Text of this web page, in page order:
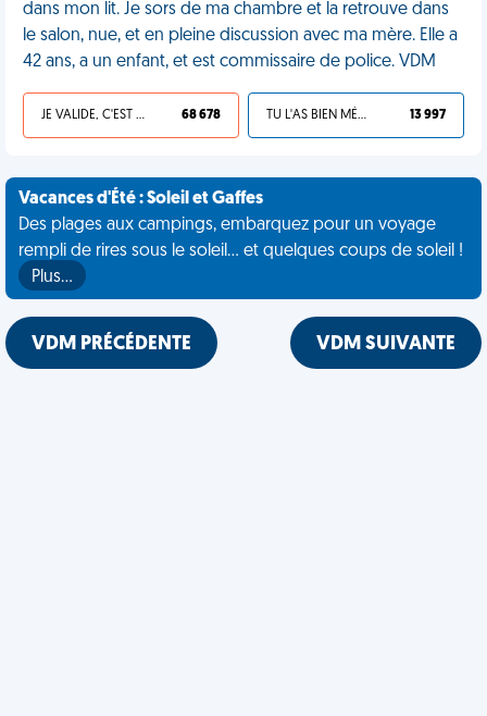
dans mon lit. Je sors de ma chambre et la retrouve dans
le salon, nue, et en pleine discussion avec ma mère. Elle a
42 ans, a un enfant, et est commissaire de police. VDM
JE VALIDE, C'EST UNE VDM 68 678 TU L'AS BIEN MÉRITÉ 13 997
Vacances d'Été : Soleil et Gaffes
Des plages aux campings, embarquez pour un voyage
rempli de rires sous le soleil... et quelques coups de soleil !
Plus…
VDM PRÉCÉDENTE VDM SUIVANTE